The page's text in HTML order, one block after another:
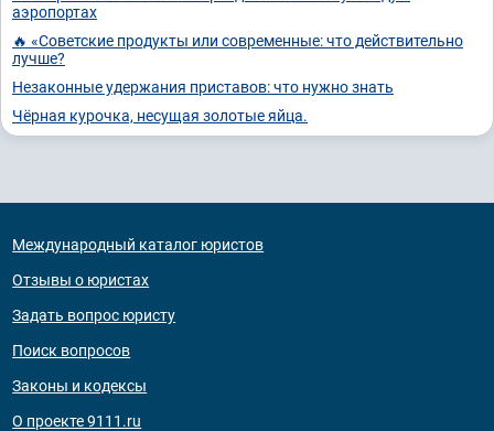
аэропортах
🔥 «Советские продукты или современные: что действительно
лучше?
Незаконные удержания приставов: что нужно знать
Чёрная курочка, несущая золотые яйца.
Международный каталог юристов
Отзывы о юристах
Задать вопрос юристу
Поиск вопросов
Законы и кодексы
О проекте 9111.ru